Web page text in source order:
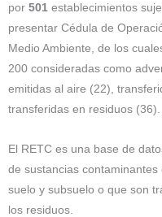
por 501 establecimientos
presentar Cédula de
Medio Ambiente, de los
200 consideradas como
emitidas al aire (22),
transferidas en residuos (36).
El RETC es una base de
de sustancias contaminantes
suelo y subsuelo o que son
los residuos.